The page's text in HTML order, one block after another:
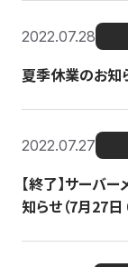
2022.07.28
夏季休業のお知
2022.07.27
【終了】サーバ
知らせ（7月27日